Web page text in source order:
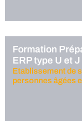
Formation
ERP type U et J
Etablissement de
personnes âgées